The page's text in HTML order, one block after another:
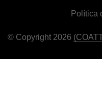
© Copyright 2026
Política